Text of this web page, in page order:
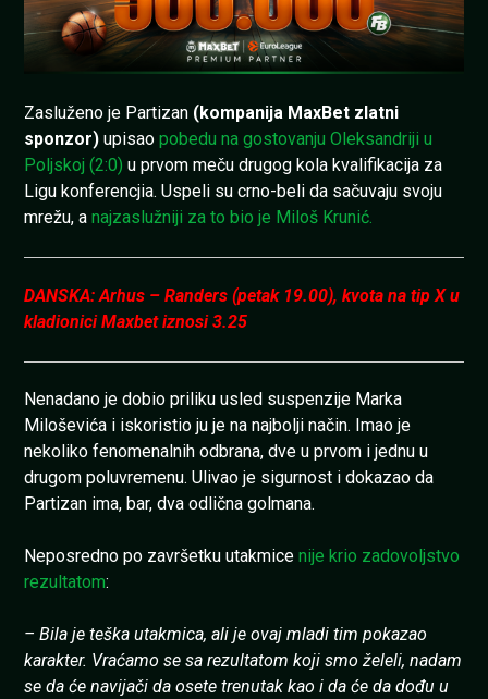
Zasluženo je Partizan (kompanija MaxBet zlatni
sponzor) upisao pobedu na gostovanju Oleksandriji u
Poljskoj (2:0) u prvom meču drugog kola kvalifikacija za
Ligu konferencjia. Uspeli su crno-beli da sačuvaju svoju
mrežu, a najzaslužniji za to bio je Miloš Krunić.
DANSKA: Arhus – Randers (petak 19.00), kvota na tip X u
kladionici Maxbet iznosi 3.25
Nenadano je dobio priliku usled suspenzije Marka
Miloševića i iskoristio ju je na najbolji način. Imao je
nekoliko fenomenalnih odbrana, dve u prvom i jednu u
drugom poluvremenu. Ulivao je sigurnost i dokazao da
Partizan ima, bar, dva odlična golmana.
Neposredno po završetku utakmice nije krio zadovoljstvo
rezultatom:
– Bila je teška utakmica, ali je ovaj mladi tim pokazao
karakter. Vraćamo se sa rezultatom koji smo želeli, nadam
se da će navijači da osete trenutak kao i da će da dođu u